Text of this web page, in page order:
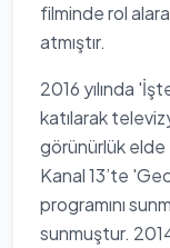
filminde rol
atmıştır.
2016 yılında
katılarak
görünürlük elde
Kanal 13’te
programını
sunmuştur.